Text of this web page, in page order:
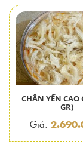
CHÂN YẾN CAO
GR)
Giá: